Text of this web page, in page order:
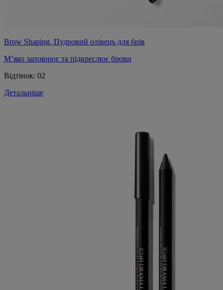
Brow Shaping, Пудровий олівець для брів
М’яко заповнює та підкреслює брови
Відтінок: 02
Детальніше